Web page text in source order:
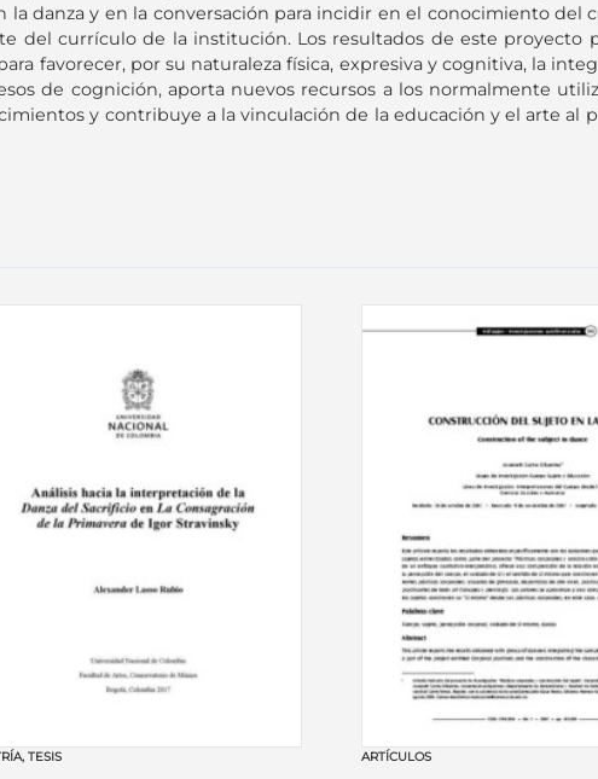
danza y en la conversación para incidir en el conocimiento del
del currículo de la institución. Los resultados de este
favorecer, por su naturaleza física, expresiva y cognitiva, la
de cognición, aporta nuevos recursos a los normalmente
y contribuye a la vinculación de la educación y el arte
,TESIS ARTÍCULOS